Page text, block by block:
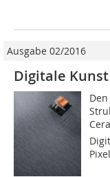
Ausgabe 02/2016
Digitale